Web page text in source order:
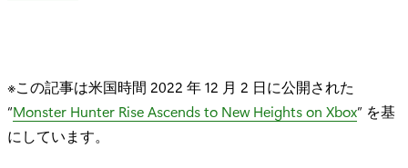
※この記事は米国時間 2022 年 12 月 2 日に公開された
“Monster Hunter Rise Ascends to New Heights on Xbox” を基
にしています。